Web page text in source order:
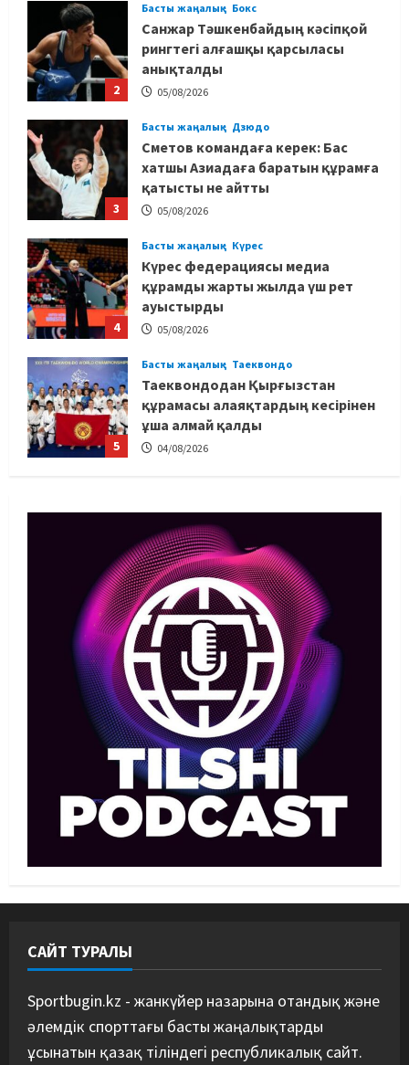
2
Басты жаңалық Бокс
Санжар Тәшкенбайдың кәсіпқой
рингтегі алғашқы қарсыласы
анықталды
05/08/2026
3
Басты жаңалық Дзюдо
Сметов командаға керек: Бас
хатшы Азиадаға баратын құрамға
қатысты не айтты
05/08/2026
4
Басты жаңалық Күрес
Күрес федерациясы медиа
құрамды жарты жылда үш рет
ауыстырды
05/08/2026
5
Басты жаңалық Таеквондо
Таеквондодан Қырғызстан
құрамасы алаяқтардың кесірінен
ұша алмай қалды
04/08/2026
1
федерациясы дағыстандық
маманды тағы да шақыртты
05/08/2026
2
Басты жаңалық Бокс
Санжар Тәшкенбайдың кәсіпқой
рингтегі алғашқы қарсыласы
анықталды
05/08/2026
3
Басты жаңалық Дзюдо
Сметов командаға керек: Бас
хатшы Азиадаға баратын құрамға
қатысты не айтты
05/08/2026
Басты жаңалық Күрес
ауыстырды
5
құрамасы алаяқтардың кесірінен
ұша алмай қалды
САЙТ ТУРАЛЫ
Sportbugin.kz - жанкүйер назарына отандық және
әлемдік спорттағы басты жаңалықтарды
ұсынатын қазақ тіліндегі республикалық сайт.